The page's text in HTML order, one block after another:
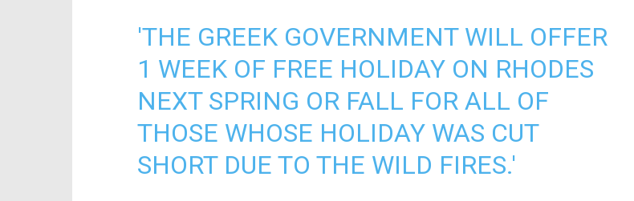
'THE GREEK GOVERNMENT WILL OFFER
1 WEEK OF FREE HOLIDAY ON RHODES
NEXT SPRING OR FALL FOR ALL OF
THOSE WHOSE HOLIDAY WAS CUT
SHORT DUE TO THE WILD FIRES.'